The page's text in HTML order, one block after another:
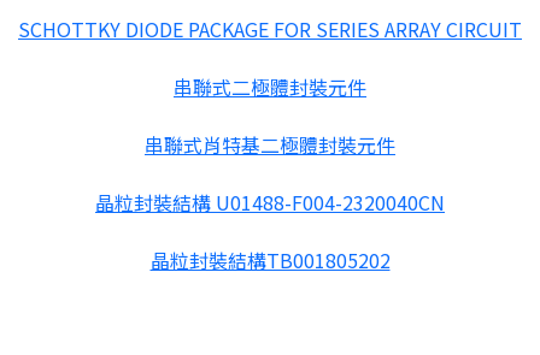
SCHOTTKY DIODE PACKAGE FOR SERIES ARRAY CIRCUIT
串聯式二極體封裝元件
串聯式肖特基二極體封裝元件
晶粒封裝結構 U01488-F004-2320040CN
晶粒封裝結構TB001805202